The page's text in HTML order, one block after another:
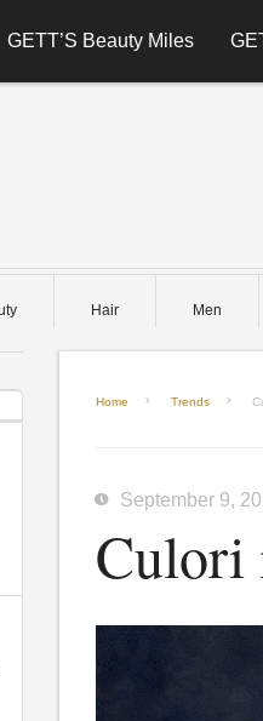
GETT’S Beauty Miles
Hair Men
Home Trends
September 9,
Culori